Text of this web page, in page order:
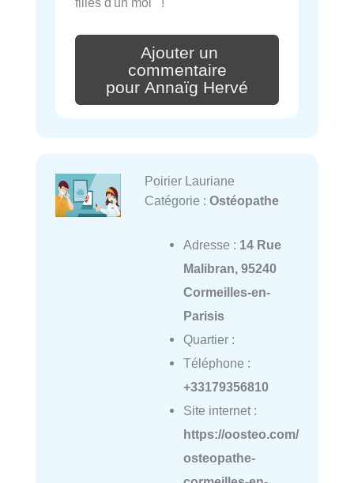
Ajouter un
commentaire
pour Annaïg Hervé
Poirier Lauriane
Catégorie : Ostéopathe
Adresse : 14 Rue
Malibran, 95240
Cormeilles-en-
Parisis
Quartier :
Téléphone :
+33179356810
Site internet :
https://oosteo.com/
osteopathe-